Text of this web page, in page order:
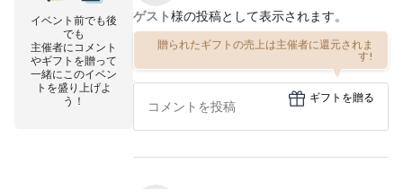
イベント前でも後
でも
主催者にコメント
やギフトを贈って
一緒にこのイベン
トを盛り上げよ
う！
ゲスト様の投稿として表示されます。
贈られたギフトの売上は主催者に還元されま
す!
ギフトを贈る